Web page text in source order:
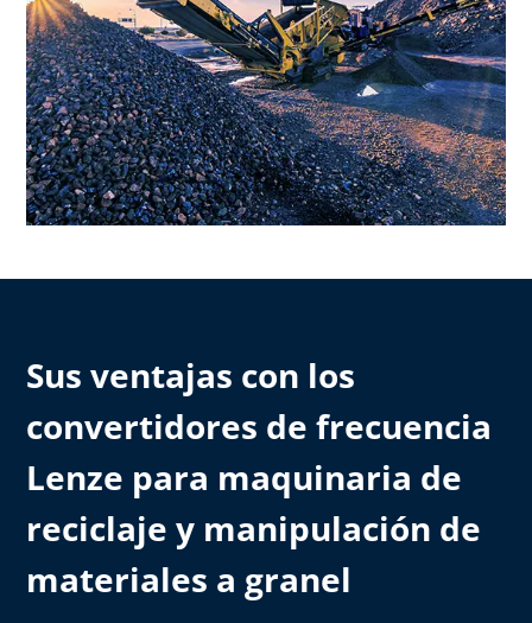
Sus ventajas con los
convertidores de frecuencia
Lenze para maquinaria de
reciclaje y manipulación de
materiales a granel